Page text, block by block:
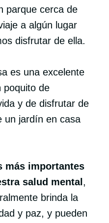
parque cerca de
a algún lugar
disfrutar de ella.
es una excelente
poquito de
y de disfrutar de
un jardín en casa
más importantes
salud mental ,
brinda la
y paz, y pueden